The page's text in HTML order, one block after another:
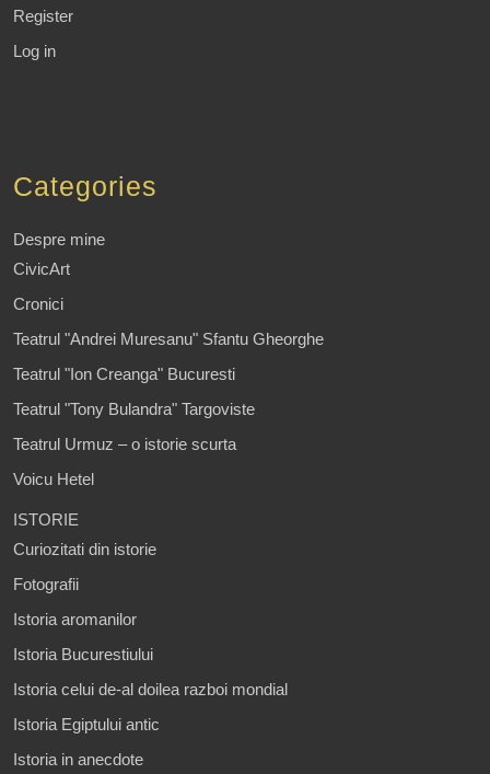
Register
Log in
Categories
Despre mine
CivicArt
Cronici
Teatrul "Andrei Muresanu" Sfantu Gheorghe
Teatrul "Ion Creanga" Bucuresti
Teatrul "Tony Bulandra" Targoviste
Teatrul Urmuz – o istorie scurta
Voicu Hetel
ISTORIE
Curiozitati din istorie
Fotografii
Istoria aromanilor
Istoria Bucurestiului
Istoria celui de-al doilea razboi mondial
Istoria Egiptului antic
Istoria in anecdote